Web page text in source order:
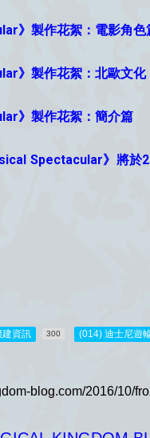
》製作花絮：電影角色
》製作花絮：北歐文
》製作花絮：簡介篇
Spectacular》將於
建資訊 300 (014) 迪士尼遊